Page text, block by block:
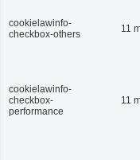
cookielawinfo-
checkbox-others
11
cookielawinfo-
checkbox-
performance
11